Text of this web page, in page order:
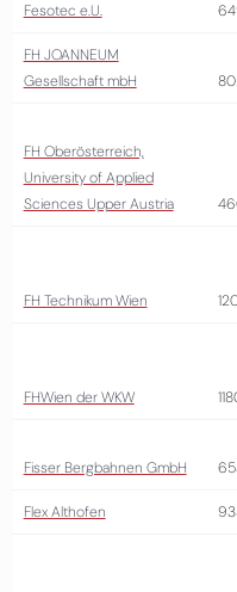
Fesotec e.U.
FH JOANNEUM
Gesellschaft mbH
FH Oberösterreich,
University of Applied
Sciences Upper Austria
FH Technikum Wien
FHWien der WKW
Fisser Bergbahnen GmbH
Flex Althofen